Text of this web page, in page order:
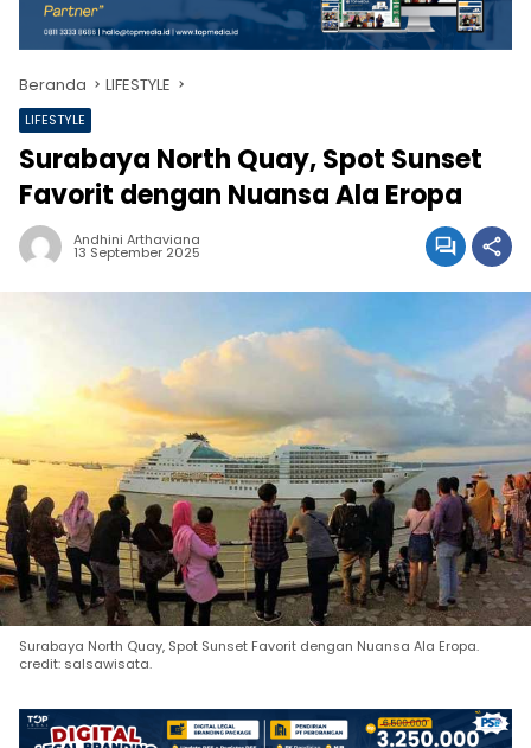
Beranda LIFESTYLE
LIFESTYLE
Surabaya North Quay, Spot Sunset
Favorit dengan Nuansa Ala Eropa
Andhini Arthaviana
13 September 2025
Surabaya North Quay, Spot Sunset Favorit dengan Nuansa Ala Eropa.
credit: salsawisata.